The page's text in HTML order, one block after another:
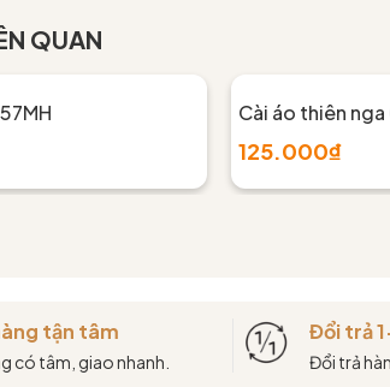
QUAN
Cài áo thiên
125.000₫
tận tâm
có tâm, giao nhanh.
Đổi trả
Đổi trả